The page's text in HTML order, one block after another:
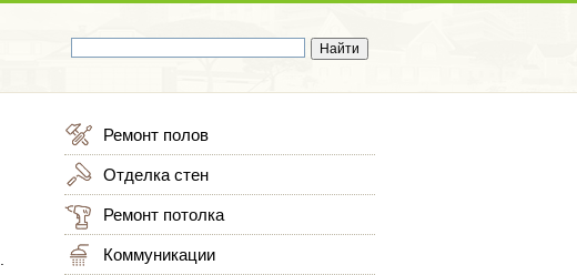
Ремонт полов
Отделка стен
Ремонт потолка
Коммуникации